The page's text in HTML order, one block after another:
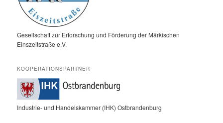
Gesellschaft zur Erforschung und Förderung der Märkischen
Einszeitstraße e.V.
KOOPERATIONSPARTNER
Industrie- und Handelskammer (IHK) Ostbrandenburg